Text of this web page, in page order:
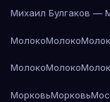
Михаил Булгаков —
МолокоМолоко
МолокоМолоко
МорковьМорковь